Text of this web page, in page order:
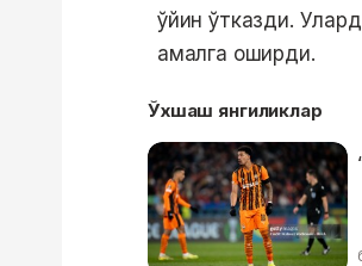
ўйин ўтказди.
амалга оширди.
Ўхшаш янгиликлар